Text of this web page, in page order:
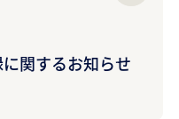
関するお知らせ